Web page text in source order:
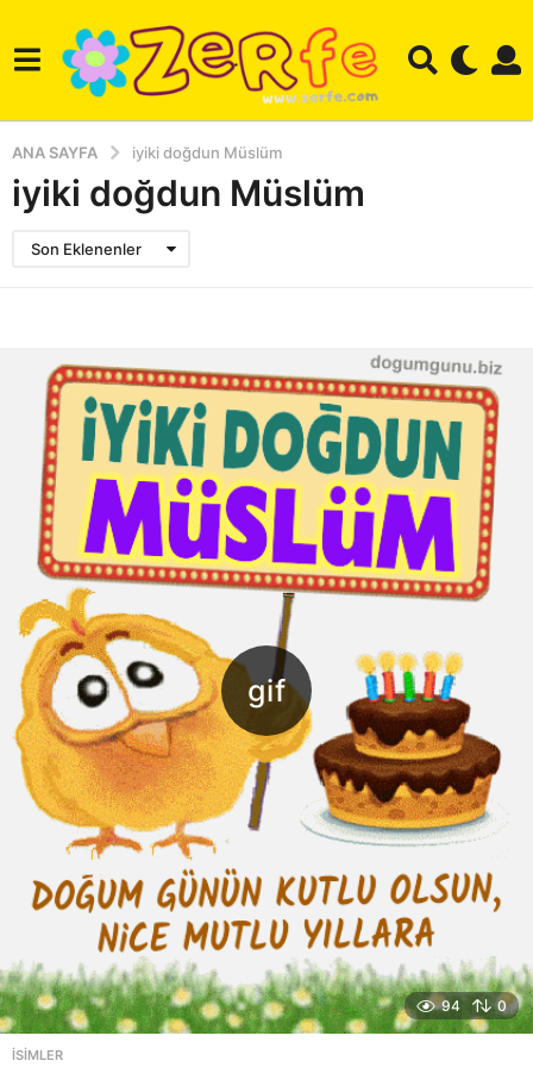
ANA SAYFA iyiki doğdun Müslüm
iyiki doğdun Müslüm
Son Eklenenler
94 0
ISIMLER